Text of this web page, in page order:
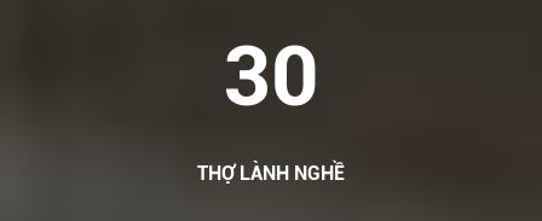
30
THỢ LÀNH NGHỀ